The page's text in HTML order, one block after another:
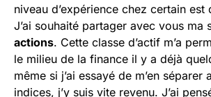
niveau d’expérience chez certain est
J’ai souhaité partager avec vous ma
actions. Cette classe d’actif m’a
le milieu de la finance il y a déjà
même si j’ai essayé de m’en séparer
indices, j’y suis vite revenu. J’ai